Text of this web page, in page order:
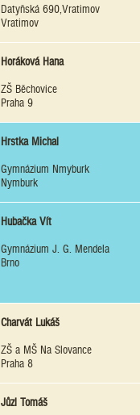
Datyňská 690,Vratimov
Vratimov
Horáková Hana
ZŠ Běchovice
Praha 9
Hrstka Michal
Gymnázium Nmyburk
Nymburk
Hubačka Vít
Gymnázium J. G. Mendela
Brno
Charvát Lukáš
ZŠ a MŠ Na Slovance
Praha 8
Jůzl Tomáš